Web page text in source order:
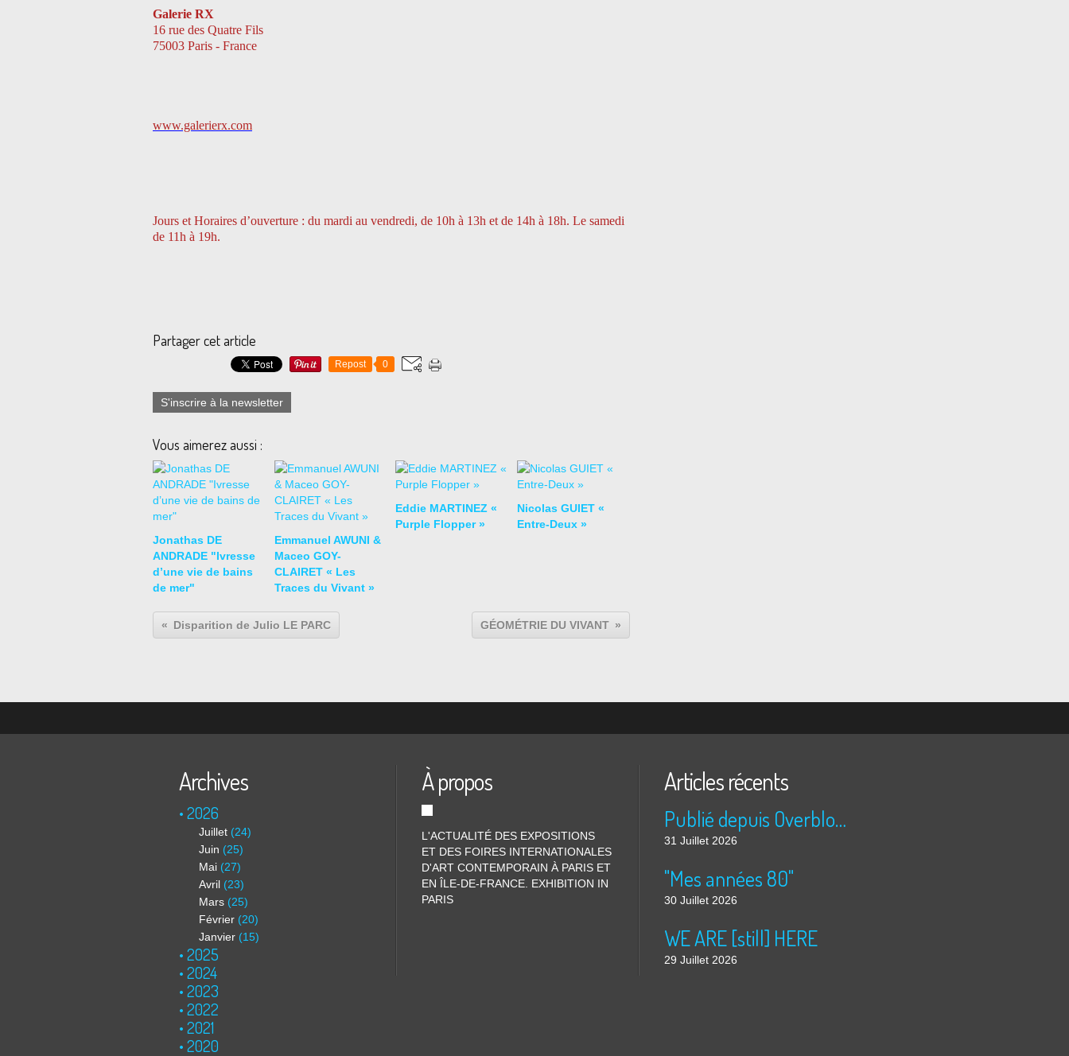
Galerie RX
16 rue des Quatre Fils
75003 Paris - France
www.galerierx.com
Jours et Horaires d’ouverture : du mardi au vendredi, de 10h à 13h et de 14h à 18h. Le samedi
de 11h à 19h.
Partager cet article
Repost 0
S'inscrire à la newsletter
Vous aimerez aussi :
Jonathas DE
ANDRADE "Ivresse
d’une vie de bains
de mer"
Emmanuel AWUNI &
Maceo GOY-
CLAIRET « Les
Traces du Vivant »
Eddie MARTINEZ «
Purple Flopper »
Nicolas GUIET «
Entre-Deux »
Disparition de Julio LE PARC GÉOMÉTRIE DU VIVANT
Archives
2026
Juillet (24)
Juin (25)
Mai (27)
Avril (23)
Mars (25)
Février (20)
Janvier (15)
2025
2024
2023
2022
2021
2020
À propos
L'ACTUALITÉ DES EXPOSITIONS
ET DES FOIRES INTERNATIONALES
D'ART CONTEMPORAIN À PARIS ET
EN ÎLE-DE-FRANCE. EXHIBITION IN
PARIS
Articles récents
Publié depuis Overblog et Facebook
31 Juillet 2026
"Mes années 80"
30 Juillet 2026
WE ARE [still] HERE
29 Juillet 2026